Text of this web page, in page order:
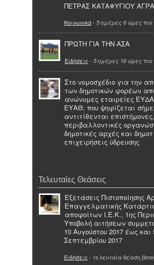
ΠΕΤΡΑΣ ΚΑΤΑΦΥΓΙΟΥ
Κοινωνικά- 5 ημέρες 6 ώρες πιο
ΠΡΩΤΗ ΓΙΑ ΤΗΝ ΑΣΑ
Ειδήσεις - 5 ημέρες 16 ώρες πιο
Στο νομοσχέδιο για την
των δημοτικών φορέων
ανώνυμες εταιρείες
ΕΥΑΘ, που ψηφίζεται
αντιτίθενται επιστήμονες,
περιβαλλοντικές
δημοτικές αρχές και
επιχειρήσεις ύδρευσης
Τελευταίες Θεάσεις
Εξετάσεις Πιστοποίησης
Επαγγελματικής
αποφοίτων Ι.Ε.Κ., 1ης
Υποβολή αιτήσεων
10 Αυγούστου 2017 έως και
Σεπτεμβρίου 2017
Ειδήσεις - τελευταία θέαση